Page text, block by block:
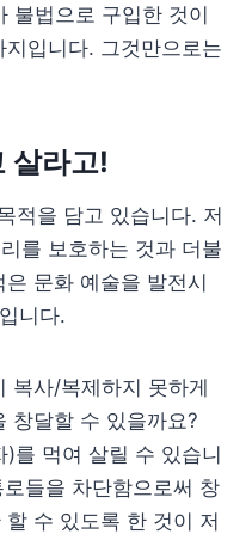
불법으로 구입한 것이
입니다. 그것만으로는
살라고!
적을 담고 있습니다. 저
를 보호하는 것과 더불
문화 예술을 발전시
니다.
복사/복제하지 못하게
창달할 수 있을까요?
를 먹여 살릴 수 있습니
들을 차단함으로써 창
수 있도록 한 것이 저